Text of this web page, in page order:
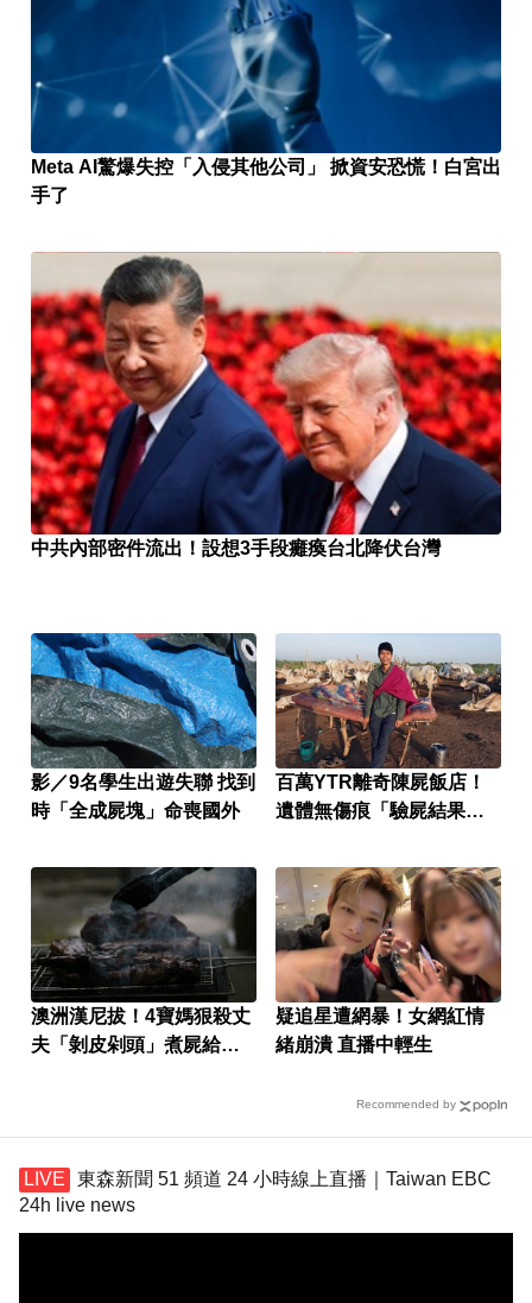
Meta AI驚爆失控「入侵其他公司」 掀資安恐慌！白宮出
手了
中共內部密件流出！設想3手段癱瘓台北降伏台灣
影／9名學生出遊失聯 找到
時「全成屍塊」命喪國外
百萬YTR離奇陳屍飯店！
遺體無傷痕「驗屍結果
澳洲漢尼拔！4寶媽狠殺丈
夫「剝皮剁頭」煮屍給孩
疑追星遭網暴！女網紅情
緒崩潰 直播中輕生
Recommended by
東森新聞 51 頻道 24 小時線上直播｜Taiwan EBC
24h live news